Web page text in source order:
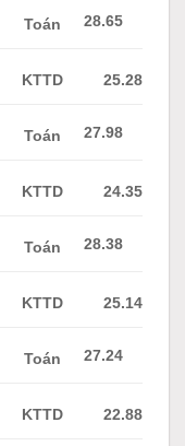
Toán 28.65
KTTD 25.28
Toán 27.98
KTTD 24.35
Toán 28.38
KTTD 25.14
Toán 27.24
KTTD 22.88